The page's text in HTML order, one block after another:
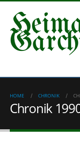
HOME CHRONIK
Chronik